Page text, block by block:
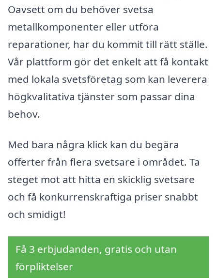
Oavsett om du behöver svetsa
metallkomponenter eller utföra
reparationer, har du kommit till rätt ställe.
Vår plattform gör det enkelt att få kontakt
med lokala svetsföretag som kan leverera
högkvalitativa tjänster som passar dina
behov.
Med bara några klick kan du begära
offerter från flera svetsare i området. Ta
steget mot att hitta en skicklig svetsare
och få konkurrenskraftiga priser snabbt
och smidigt!
Få 3 erbjudanden, gratis och utan
förpliktelser